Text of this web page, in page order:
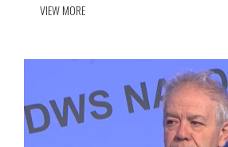
VIEW MORE